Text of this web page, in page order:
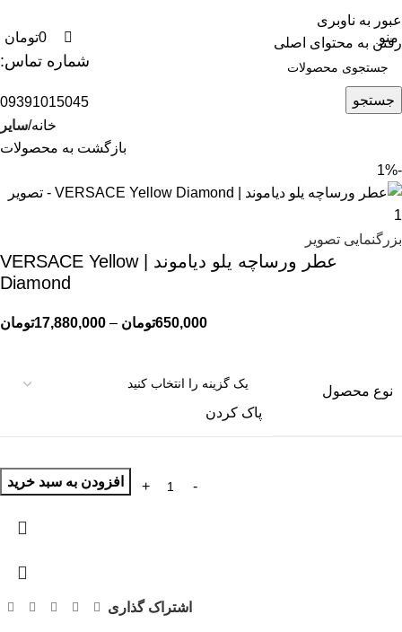
عبور به ناوبری
رفتن به محتوای اصلی
منو 0تومان
جستجو
شماره تماس:
09391015045
خانه سایر
بازگشت به محصولات
-1%
بزرگنمایی تصویر
عطر ورساچه یلو دیاموند | VERSACE Yellow
Diamond
650,000تومان –
17,880,000تومان
نوع محصول
پاک کردن
افزودن به سبد خرید
اشتراک گذاری